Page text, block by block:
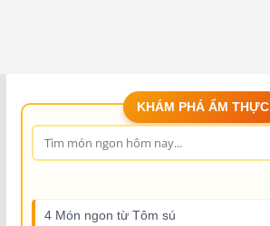
KHÁM PHÁ ẨM THỰC
4 Món ngon từ Tôm sú